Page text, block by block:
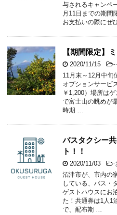
与されるキャンペ
月11日までの期間
お支払いの際にぜ
【期間限定】
2020/11/15 -
11月末～12月中旬
オプションサービ
￥1,200）場所は
で富士山の眺めが
時期 …
バスタクシー
ト！！
2020/11/03 -
沼津市が、市内の
している、バス・
ゲストハウスにお
た！共通券は1人1
で、配布期 …